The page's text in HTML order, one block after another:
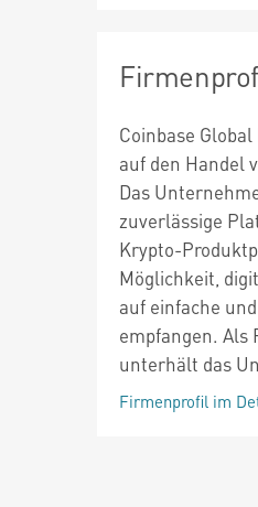
Coinbase
auf den Handel
Das
zuverlässige
Krypto-
Möglichkeit,
auf einfache
empfangen. Als
unterhält das
Firmenprofil im